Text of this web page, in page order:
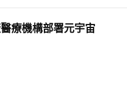
療機構部署元宇宙